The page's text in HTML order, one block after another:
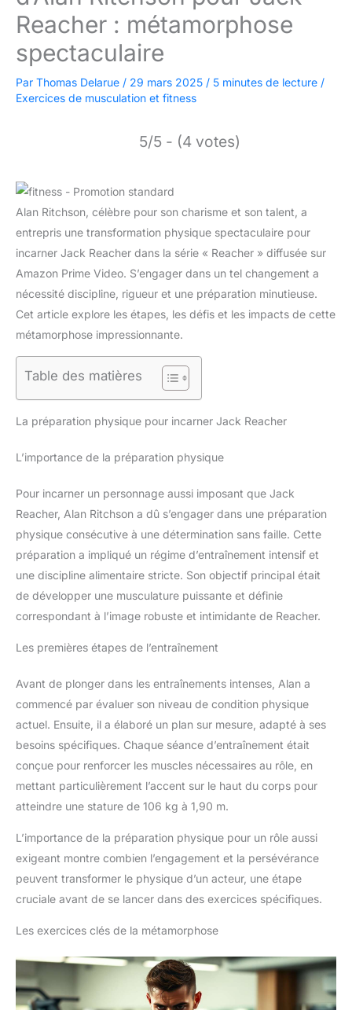
Reacher : métamorphose
spectaculaire
Par Thomas Delarue / 29 mars 2025 / 5 minutes de lecture /
Exercices de musculation et fitness
5/5 - (4 votes)
Alan Ritchson, célèbre pour son charisme et son talent, a
entrepris une transformation physique spectaculaire pour
incarner Jack Reacher dans la série « Reacher » diffusée sur
Amazon Prime Video. S’engager dans un tel changement a
nécessité discipline, rigueur et une préparation minutieuse.
Cet article explore les étapes, les défis et les impacts de cette
métamorphose impressionnante.
Table des matières
La préparation physique pour incarner Jack Reacher
L’importance de la préparation physique
Pour incarner un personnage aussi imposant que Jack
Reacher, Alan Ritchson a dû s’engager dans une préparation
physique consécutive à une détermination sans faille. Cette
préparation a impliqué un régime d’entraînement intensif et
une discipline alimentaire stricte. Son objectif principal était
de développer une musculature puissante et définie
correspondant à l’image robuste et intimidante de Reacher.
Les premières étapes de l’entraînement
Avant de plonger dans les entraînements intenses, Alan a
commencé par évaluer son niveau de condition physique
actuel. Ensuite, il a élaboré un plan sur mesure, adapté à ses
besoins spécifiques. Chaque séance d’entraînement était
conçue pour renforcer les muscles nécessaires au rôle, en
mettant particulièrement l’accent sur le haut du corps pour
atteindre une stature de 106 kg à 1,90 m.
L’importance de la préparation physique pour un rôle aussi
exigeant montre combien l’engagement et la persévérance
peuvent transformer le physique d’un acteur, une étape
cruciale avant de se lancer dans des exercices spécifiques.
Les exercices clés de la métamorphose